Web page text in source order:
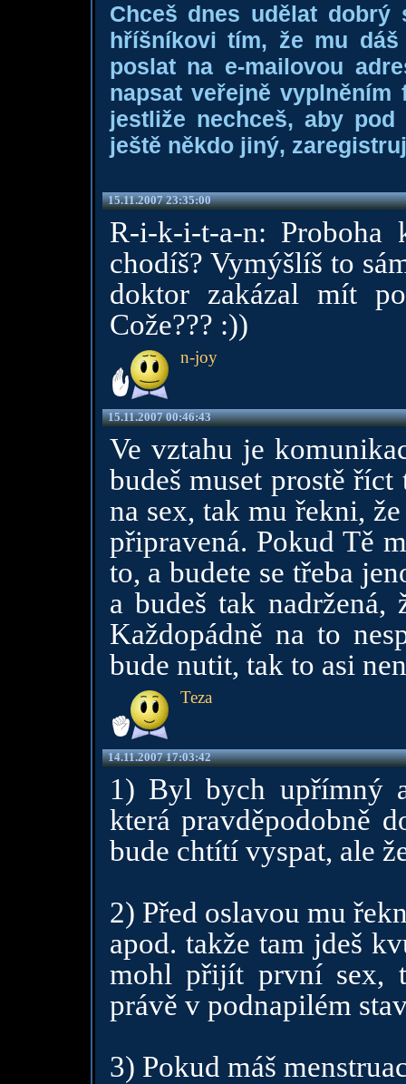
Chceš dnes udělat dobrý
hříšníkovi tím, že mu
poslat na e-mailovou
napsat veřejně
jestliže nechceš, aby
ještě někdo jiný,
15.11.2007 23:35:00
R-i-k-i-t-a-n:
chodíš? Vymýšlíš to
doktor zakázal mít
Cože??? :))
n-joy
15.11.2007 00:46:43
Ve vztahu je
budeš muset prostě
na sex, tak mu řekni,
připravená. Pokud Tě
to, a budete se třeba
a budeš tak nadržená,
Každopádně na to
bude nutit, tak to asi
Teza
14.11.2007 17:03:42
1) Byl bych upřímný
která pravděpodobně
bude chtítí vyspat, ale
2) Před oslavou mu
apod. takže tam jdeš
mohl přijít první sex,
právě v podnapilém
3) Pokud máš